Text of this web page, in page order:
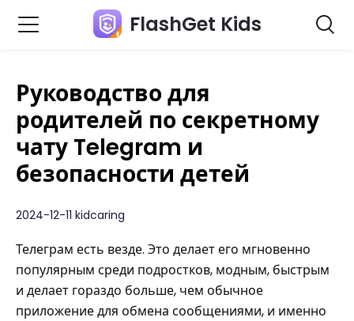
FlashGet Kids
Руководство для
родителей по секретному
чату Telegram и
безопасности детей
2024-12-11 kidcaring
Телеграм есть везде. Это делает его мгновенно
популярным среди подростков, модным, быстрым
и делает гораздо больше, чем обычное
приложение для обмена сообщениями, и именно